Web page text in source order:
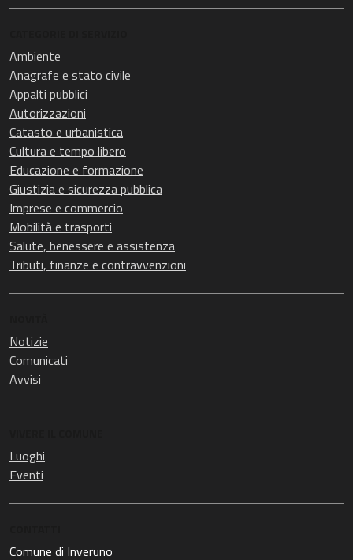
Ambiente
Anagrafe e stato civile
Appalti pubblici
Autorizzazioni
Catasto e urbanistica
Cultura e tempo libero
Educazione e formazione
Giustizia e sicurezza pubblica
Imprese e commercio
Mobilità e trasporti
Salute, benessere e assistenza
Tributi, finanze e contravvenzioni
Notizie
Comunicati
Avvisi
Luoghi
Eventi
Comune di Inveruno